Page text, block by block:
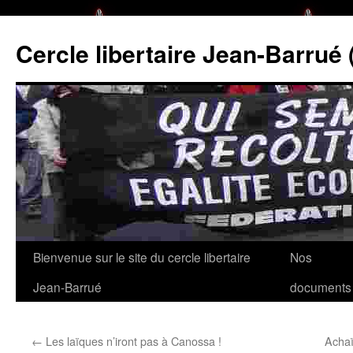
Cercle libertaire Jean-Barrué
Aller
Bienvenue sur le site du cercle libertaire
Jean-Barrué
Nos
documents
← Les laïques n’iront pas à Canossa !